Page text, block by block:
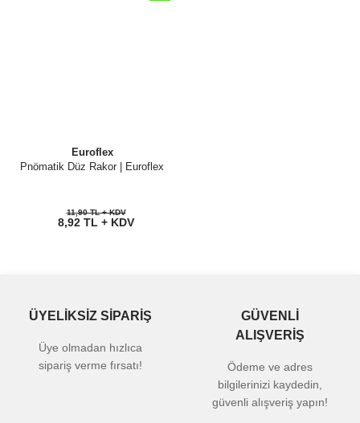
Euroflex
Pnömatik Düz Rakor | Euroflex
11,90 TL + KDV
8,92 TL + KDV
ÜYELİKSİZ SİPARİŞ
Üye olmadan hızlıca
sipariş verme fırsatı!
GÜVENLİ
ALIŞVERİŞ
Ödeme ve adres
bilgilerinizi kaydedin,
güvenli alışveriş yapın!